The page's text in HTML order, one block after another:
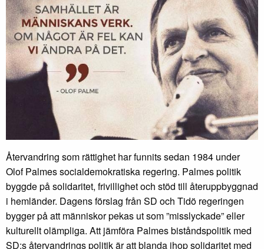
Återvandring som rättighet har funnits sedan 1984 under
Olof Palmes socialdemokratiska regering. Palmes politik
byggde på solidaritet, frivillighet och stöd till återuppbyggnad
i hemländer. Dagens förslag från SD och Tidö regeringen
bygger på att människor pekas ut som ”misslyckade” eller
kulturellt olämpliga. Att jämföra Palmes biståndspolitik med
SD:s återvandrings politik är att blanda ihop solidaritet med